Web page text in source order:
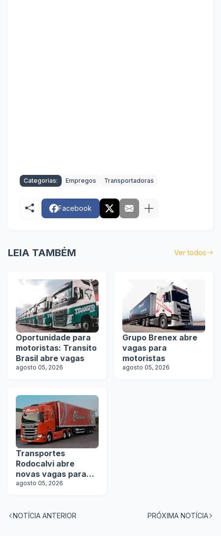
Categorias: Empregos Transportadoras
Facebook
LEIA TAMBÉM Ver todos
Oportunidade para
motoristas: Transito
Brasil abre vagas
agosto 05, 2026
Grupo Brenex abre
vagas para
motoristas
agosto 05, 2026
Transportes
Rodocalvi abre
novas vagas para
motoristas
agosto 05, 2026
NOTÍCIA ANTERIOR PRÓXIMA NOTÍCIA